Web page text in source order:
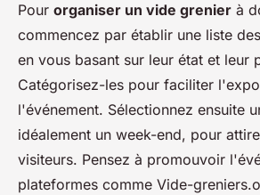
Pour organiser un vide grenier à
commencez par établir une liste
en vous basant sur leur état et leur
Catégorisez-les pour faciliter
l'événement. Sélectionnez ensuite
idéalement un week-end, pour
visiteurs. Pensez à promouvoir
plateformes comme Vide-